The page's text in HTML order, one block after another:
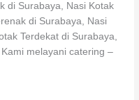
di Surabaya, Nasi Kotak
di Surabaya, Nasi
Terdekat di Surabaya,
melayani catering –